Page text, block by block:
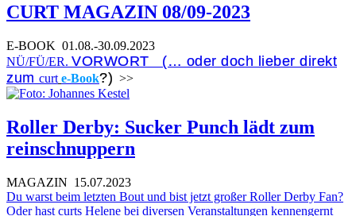
CURT MAGAZIN 08/09-2023
E-BOOK 01.08.-30.09.2023
NÜ/FÜ/ER. VORWORT (… oder doch lieber direkt
zum curt e-Book?) >>
Roller Derby: Sucker Punch lädt zum
reinschnuppern
MAGAZIN 15.07.2023
Du warst beim letzten Bout und bist jetzt großer Roller Derby Fan?
Oder hast curts Helene bei diversen Veranstaltungen kennengernt